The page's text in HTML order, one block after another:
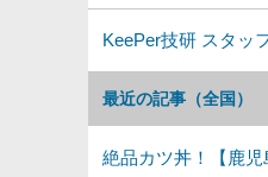
最近の記事（全国）
絶品カツ丼！【鹿
KeePer技研 スタッ